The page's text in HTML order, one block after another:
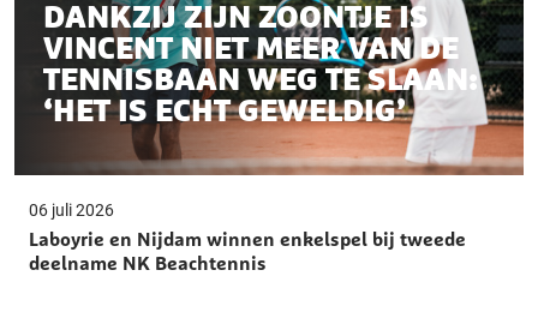
DANKZIJ ZIJN ZOONTJE IS
VINCENT NIET MEER VAN DE
TENNISBAAN WEG TE SLAAN:
‘HET IS ECHT GEWELDIG’
06 juli 2026
Laboyrie en Nijdam winnen enkelspel bij tweede
deelname NK Beachtennis